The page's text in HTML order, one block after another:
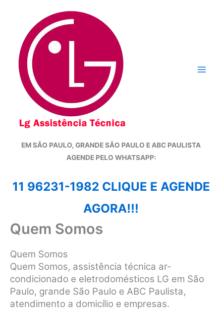
conteúdo
EM SÃO PAULO, GRANDE SÃO PAULO E ABC PAULISTA
AGENDE PELO WHATSAPP:
11 96231-1982 CLIQUE E AGENDE
AGORA!!!
Quem Somos
Quem Somos
Quem Somos, assistência técnica ar-
condicionado e eletrodomésticos LG em São
Paulo, grande São Paulo e ABC Paulista,
atendimento a domicílio e empresas.